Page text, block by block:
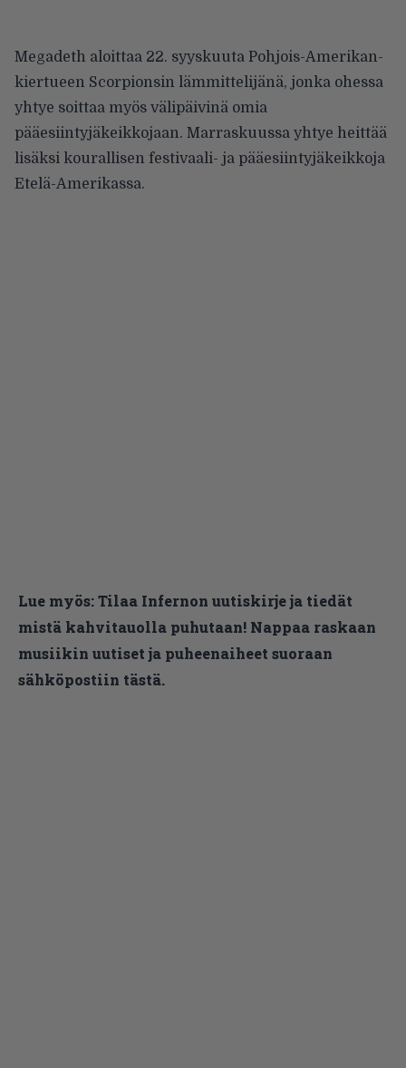
Megadeth aloittaa 22. syyskuuta Pohjois-Amerikan-
kiertueen Scorpionsin lämmittelijänä, jonka ohessa
yhtye soittaa myös välipäivinä omia
pääesiintyjäkeikkojaan. Marraskuussa yhtye heittää
lisäksi kourallisen festivaali- ja pääesiintyjäkeikkoja
Etelä-Amerikassa.
Lue myös:Tilaa Infernon uutiskirje ja tiedät
mistä kahvitauolla puhutaan! Nappaa raskaan
musiikin uutiset ja puheenaiheet suoraan
sähköpostiin tästä.